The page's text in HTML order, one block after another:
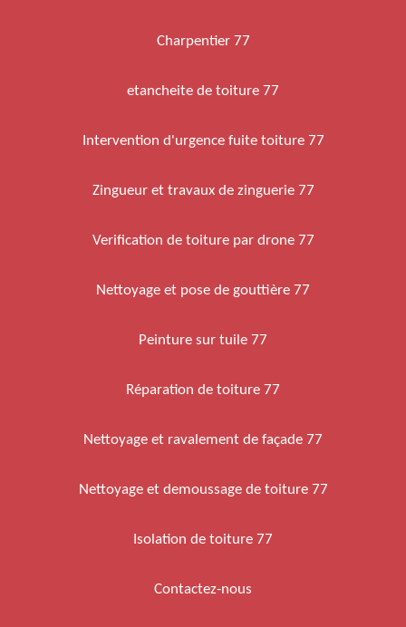
Charpentier 77
etancheite de toiture 77
Intervention d'urgence fuite toiture 77
Zingueur et travaux de zinguerie 77
Verification de toiture par drone 77
Nettoyage et pose de gouttière 77
Peinture sur tuile 77
Réparation de toiture 77
Nettoyage et ravalement de façade 77
Nettoyage et demoussage de toiture 77
Isolation de toiture 77
Contactez-nous